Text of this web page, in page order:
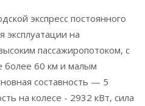
экспресс постоянного
эксплуатации на
пассажиропотоком, с
более 60 км и малым
составность — 5
на колесе - 2932 кВт, сила